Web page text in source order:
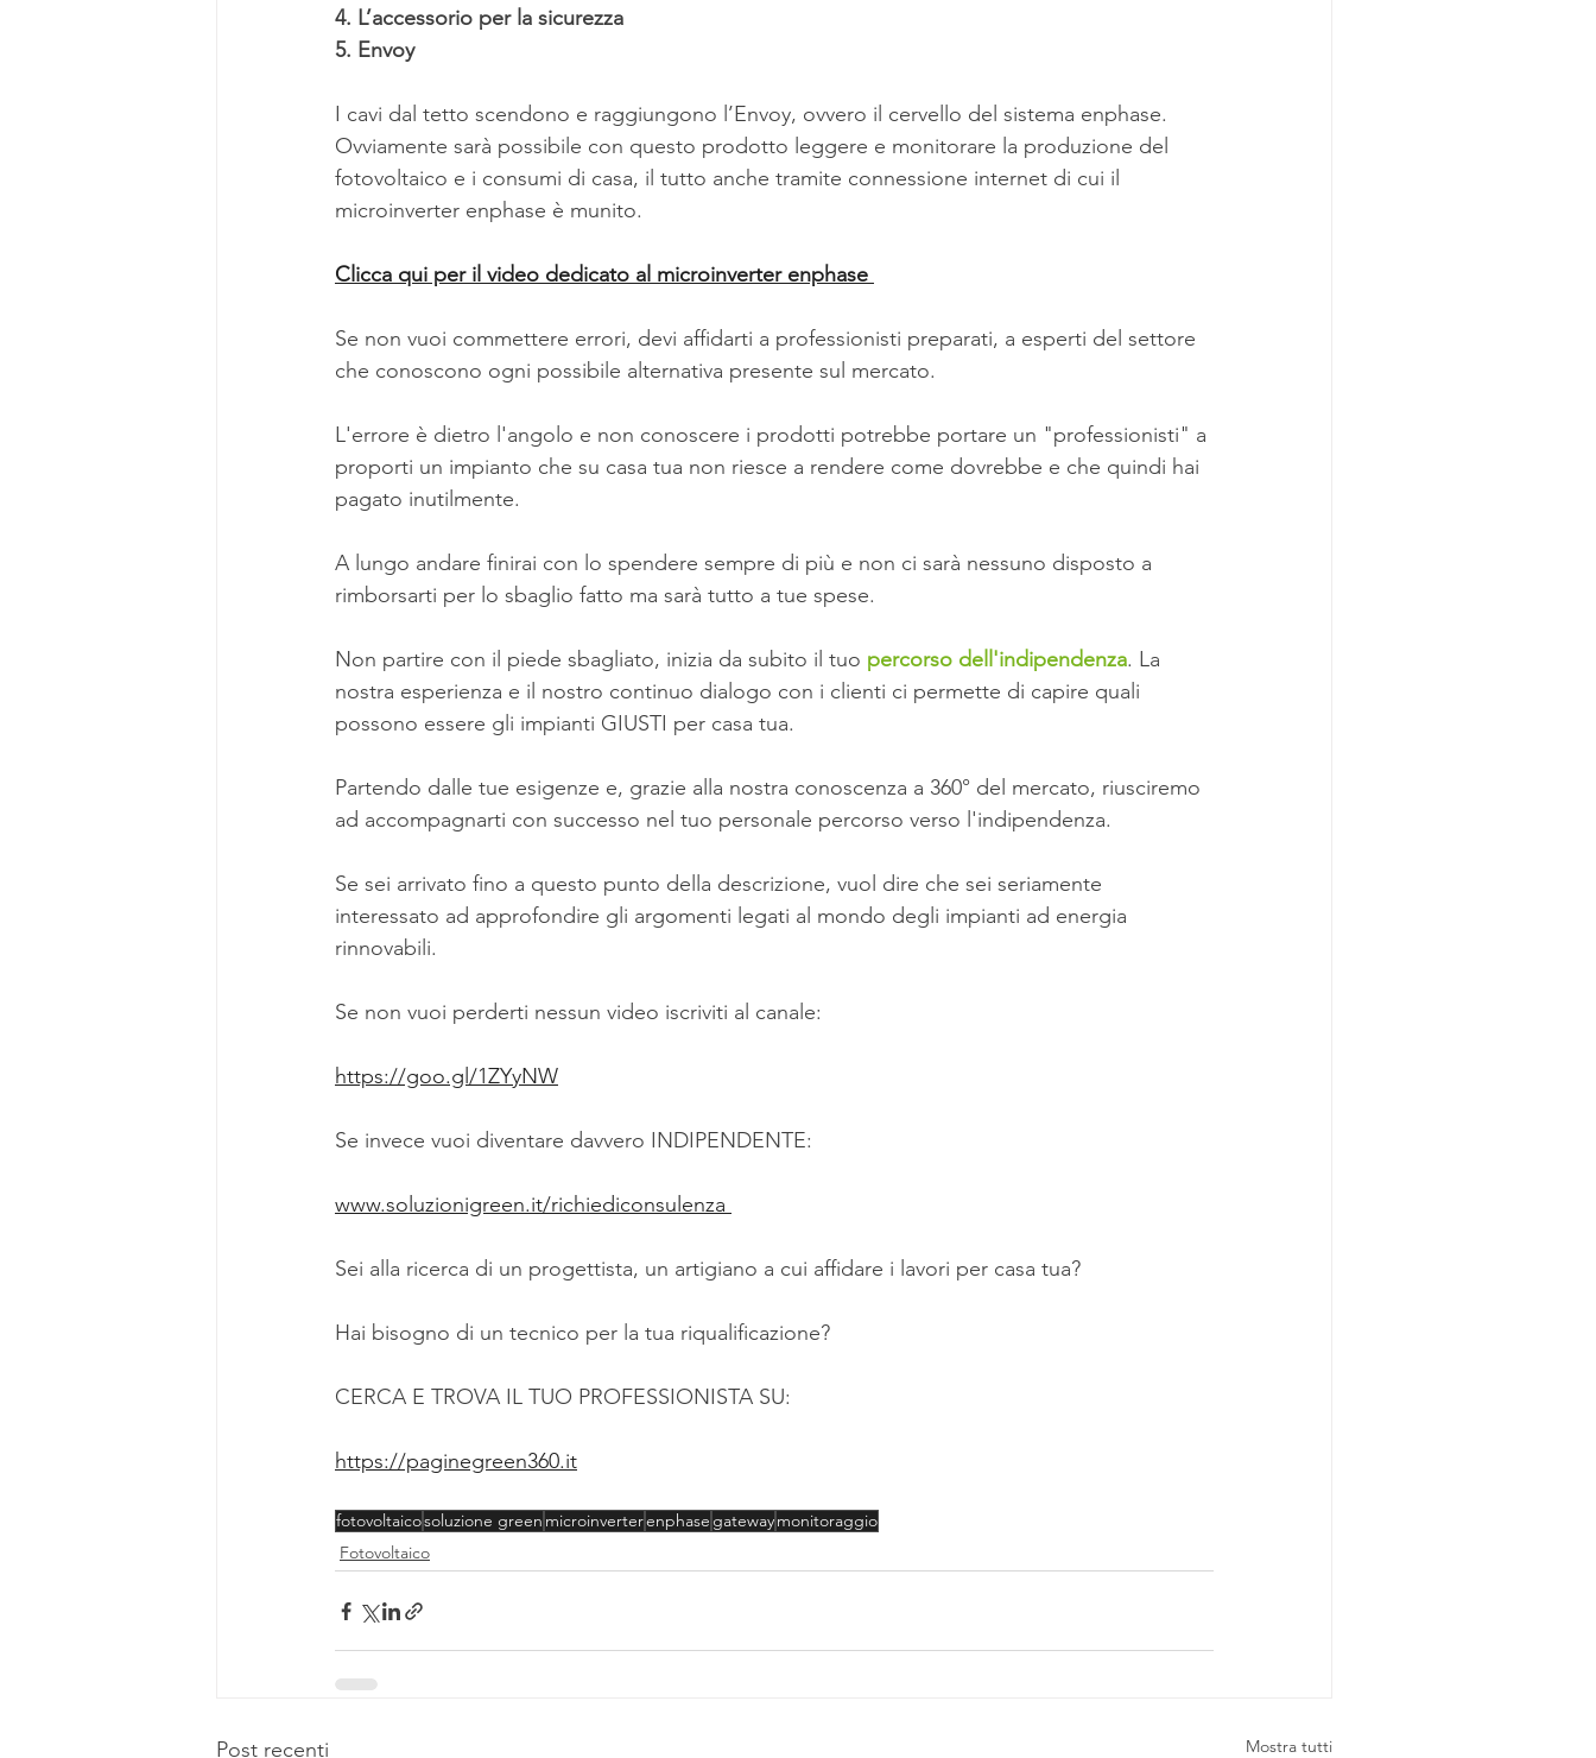
4. L’accessorio per la sicurezza
5. Envoy
I cavi dal tetto scendono e raggiungono l’Envoy, ovvero il cervello del sistema enphase.
Ovviamente sarà possibile con questo prodotto leggere e monitorare la produzione del
fotovoltaico e i consumi di casa, il tutto anche tramite connessione internet di cui il
microinverter enphase è munito.
Clicca qui per il video dedicato al microinverter enphase
Se non vuoi commettere errori, devi affidarti a professionisti preparati, a esperti del settore
che conoscono ogni possibile alternativa presente sul mercato.
L'errore è dietro l'angolo e non conoscere i prodotti potrebbe portare un "professionisti" a
proporti un impianto che su casa tua non riesce a rendere come dovrebbe e che quindi hai
pagato inutilmente.
A lungo andare finirai con lo spendere sempre di più e non ci sarà nessuno disposto a
rimborsarti per lo sbaglio fatto ma sarà tutto a tue spese.
Non partire con il piede sbagliato, inizia da subito il tuo percorso dell'indipendenza. La
nostra esperienza e il nostro continuo dialogo con i clienti ci permette di capire quali
possono essere gli impianti GIUSTI per casa tua.
Partendo dalle tue esigenze e, grazie alla nostra conoscenza a 360° del mercato, riusciremo
ad accompagnarti con successo nel tuo personale percorso verso l'indipendenza.
Se sei arrivato fino a questo punto della descrizione, vuol dire che sei seriamente
interessato ad approfondire gli argomenti legati al mondo degli impianti ad energia
rinnovabili.
Se non vuoi perderti nessun video iscriviti al canale:
https://goo.gl/1ZYyNW
Se invece vuoi diventare davvero INDIPENDENTE:
www.soluzionigreen.it/richiediconsulenza
Sei alla ricerca di un progettista, un artigiano a cui affidare i lavori per casa tua?
Hai bisogno di un tecnico per la tua riqualificazione?
CERCA E TROVA IL TUO PROFESSIONISTA SU:
https://paginegreen360.it
fotovoltaicosoluzione green microinverterenphase gatewaymonitoraggio
Fotovoltaico
Post recenti Mostra tutti